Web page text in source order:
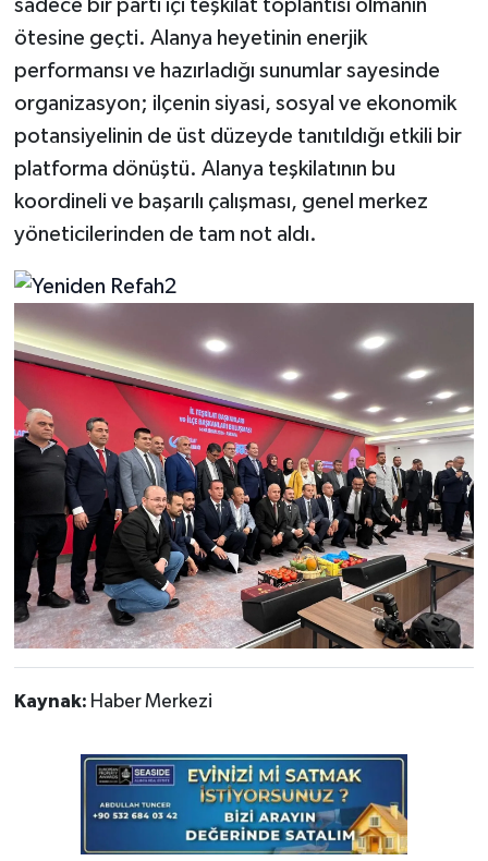
sadece bir parti içi teşkilat toplantısı olmanın
ötesine geçti. Alanya heyetinin enerjik
performansı ve hazırladığı sunumlar sayesinde
organizasyon; ilçenin siyasi, sosyal ve ekonomik
potansiyelinin de üst düzeyde tanıtıldığı etkili bir
platforma dönüştü. Alanya teşkilatının bu
koordineli ve başarılı çalışması, genel merkez
yöneticilerinden de tam not aldı.
Kaynak: Haber Merkezi